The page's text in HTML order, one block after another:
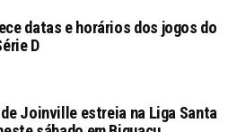
datas e horários dos jogos do
D
Joinville estreia na Liga Santa